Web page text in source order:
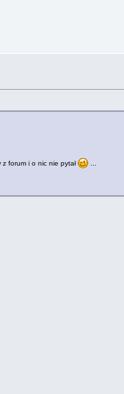
z forum i o nic nie pytał ...